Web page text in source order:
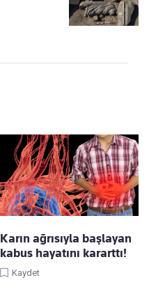
Karın ağrısıyla başlayan
kabus hayatını kararttı!
Kaydet